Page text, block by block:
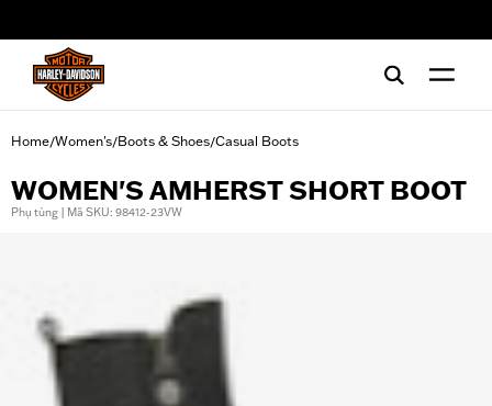
Home/Women's/Boots & Shoes/Casual Boots
WOMEN'S AMHERST SHORT BOOT
Phụ tùng | Mã SKU: 98412-23VW